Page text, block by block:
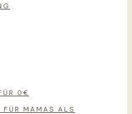
0€
FÜR MAMAS ALS